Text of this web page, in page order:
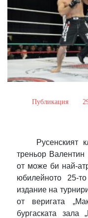
Публикация
Русенският
треньор
от може би най-
юбилейното 25-
издание на
от веригата
бургаската зала